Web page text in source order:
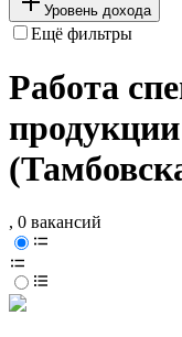
Уровень дохода
Ещё фильтры
Работа
, 0 вакансий